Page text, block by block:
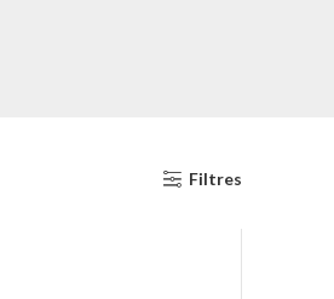
Filtres